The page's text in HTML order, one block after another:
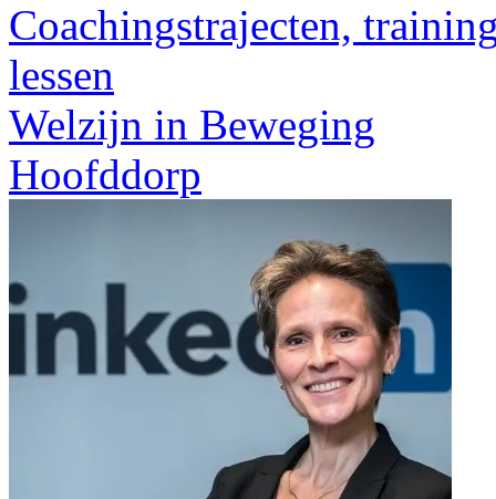
Coachingstrajecten,
lessen
Welzijn in Beweging
Hoofddorp